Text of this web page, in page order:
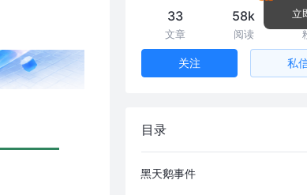
33
文章
58k
阅读
关注 私
目录
黑天鹅事件
立